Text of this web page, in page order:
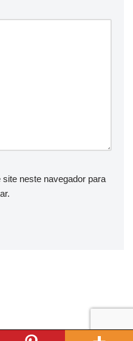
neste navegador para